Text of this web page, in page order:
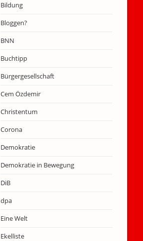
Bildung
Bloggen?
BNN
Buchtipp
Bürgergesellschaft
Cem Özdemir
Christentum
Corona
Demokratie
Demokratie in Bewegung
DiB
dpa
Eine Welt
Ekelliste